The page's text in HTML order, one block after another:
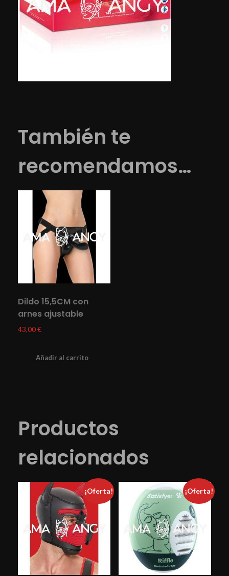
También te
recomendamos…
Dildo 15,5CM con
arnes ajustable
43,00€
Añadir al carrito
Productos
relacionados
¡Oferta! ¡Oferta!